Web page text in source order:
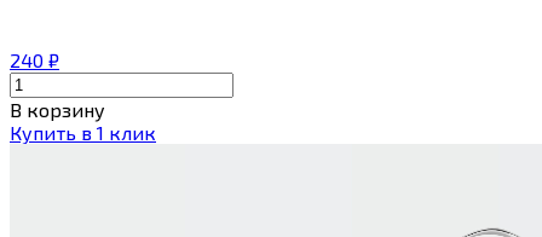
240 ₽
В корзину
Купить в 1 клик